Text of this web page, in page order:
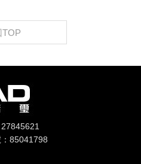
TOP
85041798